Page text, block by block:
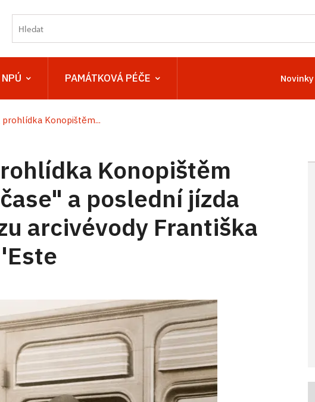
PAMÁTKOVÁ PÉČE Novinky
prohlídka Konopištěm...
Konopištěm
a poslední jízda
arcivévody Františka